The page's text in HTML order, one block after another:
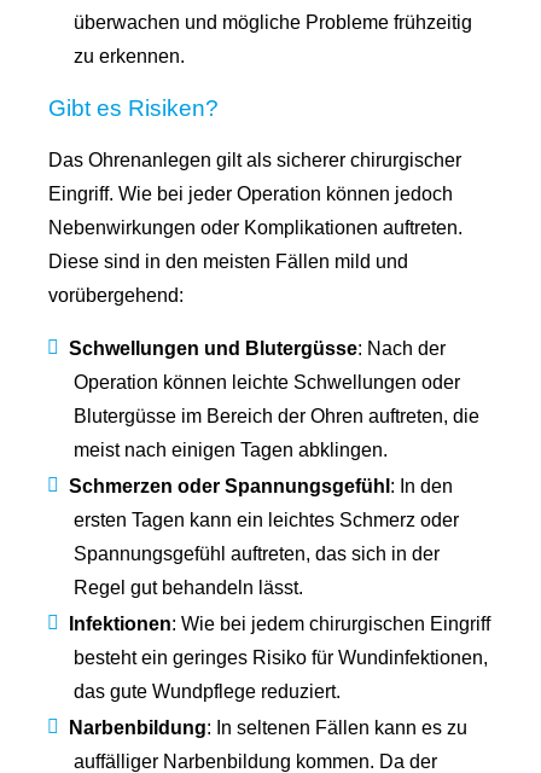
überwachen und mögliche Probleme frühzeitig
zu erkennen.
Gibt es Risiken?
Das Ohrenanlegen gilt als sicherer chirurgischer
Eingriff. Wie bei jeder Operation können jedoch
Nebenwirkungen oder Komplikationen auftreten.
Diese sind in den meisten Fällen mild und
vorübergehend:
Schwellungen und Blutergüsse: Nach der
Operation können leichte Schwellungen oder
Blutergüsse im Bereich der Ohren auftreten, die
meist nach einigen Tagen abklingen.
Schmerzen oder Spannungsgefühl : In den
ersten Tagen kann ein leichtes Schmerz oder
Spannungsgefühl auftreten, das sich in der
Regel gut behandeln lässt.
Infektionen: Wie bei jedem chirurgischen Eingriff
besteht ein geringes Risiko für Wundinfektionen,
das gute Wundpflege reduziert.
Narbenbildung: In seltenen Fällen kann es zu
auffälliger Narbenbildung kommen. Da der